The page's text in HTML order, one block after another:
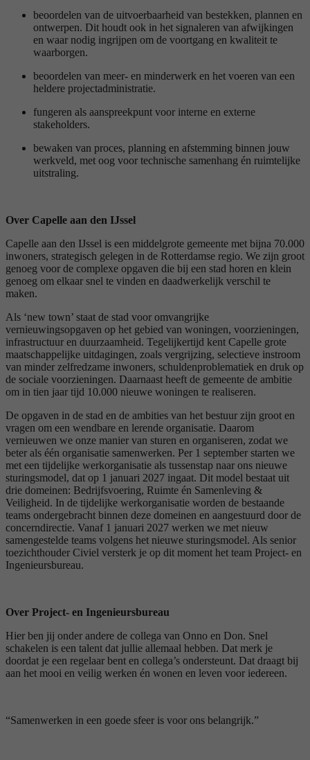
beoordelen van de uitvoerbaarheid van bestekken, plannen en
ontwerpen. Dit houdt ook in het signaleren van afwijkingen
en waar nodig ingrijpen om de voortgang en kwaliteit te
waarborgen.
beoordelen van meer- en minderwerk en het voeren van een
heldere projectadministratie.
fungeren als aanspreekpunt voor interne en externe
stakeholders.
bewaken van proces, planning en afstemming binnen jouw
werkveld, met oog voor technische samenhang én ruimtelijke
uitstraling.
Over Capelle aan den IJssel
Capelle aan den IJssel is een middelgrote gemeente met bijna 70.000
inwoners, strategisch gelegen in de Rotterdamse regio. We zijn groot
genoeg voor de complexe opgaven die bij een stad horen en klein
genoeg om elkaar snel te vinden en daadwerkelijk verschil te
maken.
Als ‘new town’ staat de stad voor omvangrijke
vernieuwingsopgaven op het gebied van woningen, voorzieningen,
infrastructuur en duurzaamheid. Tegelijkertijd kent Capelle grote
maatschappelijke uitdagingen, zoals vergrijzing, selectieve instroom
van minder zelfredzame inwoners, schuldenproblematiek en druk op
de sociale voorzieningen. Daarnaast heeft de gemeente de ambitie
om in tien jaar tijd 10.000 nieuwe woningen te realiseren.
De opgaven in de stad en de ambities van het bestuur zijn groot en
vragen om een wendbare en lerende organisatie. Daarom
vernieuwen we onze manier van sturen en organiseren, zodat we
beter als één organisatie samenwerken. Per 1 september starten we
met een tijdelijke werkorganisatie als tussenstap naar ons nieuwe
sturingsmodel, dat op 1 januari 2027 ingaat. Dit model bestaat uit
drie domeinen: Bedrijfsvoering, Ruimte én Samenleving &
Veiligheid. In de tijdelijke werkorganisatie worden de bestaande
teams ondergebracht binnen deze domeinen en aangestuurd door de
concerndirectie. Vanaf 1 januari 2027 werken we met nieuw
samengestelde teams volgens het nieuwe sturingsmodel. Als senior
toezichthouder Civiel versterk je op dit moment het team Project- en
Ingenieursbureau.
Over Project- en Ingenieursbureau
Hier ben jij onder andere de collega van Onno en Don. Snel
schakelen is een talent dat jullie allemaal hebben. Dat merk je
doordat je een regelaar bent en collega’s ondersteunt. Dat draagt bij
aan het mooi en veilig werken én wonen en leven voor iedereen.
“Samenwerken in een goede sfeer is voor ons belangrijk.”